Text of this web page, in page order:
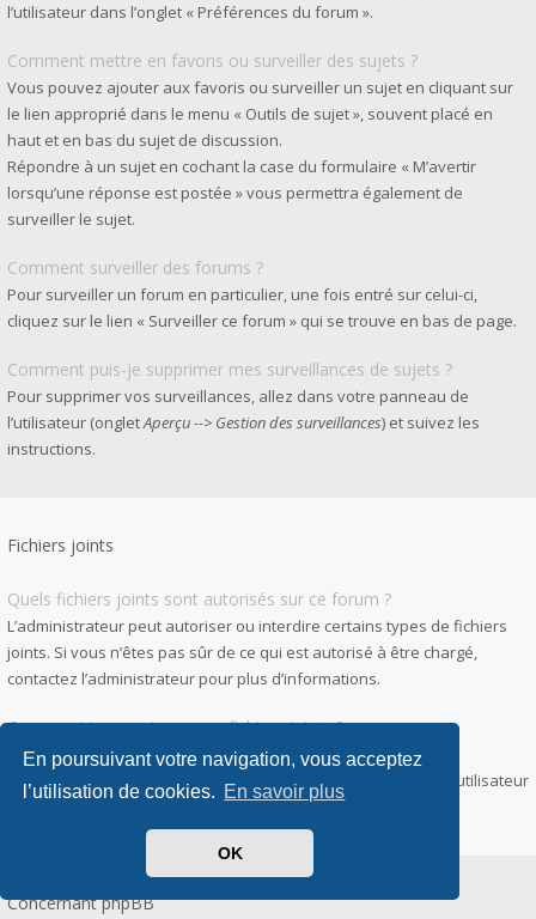
En poursuivant votre navigation, vous acceptez
l’utilisation de cookies. En savoir plus
OK
l’utilisateur dans l’onglet « Préférences du forum ».
Comment mettre en favoris ou surveiller des sujets ?
Vous pouvez ajouter aux favoris ou surveiller un sujet en cliquant sur
le lien approprié dans le menu « Outils de sujet », souvent placé en
haut et en bas du sujet de discussion.
Répondre à un sujet en cochant la case du formulaire « M’avertir
lorsqu’une réponse est postée » vous permettra également de
surveiller le sujet.
Comment surveiller des forums ?
Pour surveiller un forum en particulier, une fois entré sur celui-ci,
cliquez sur le lien « Surveiller ce forum » qui se trouve en bas de page.
Comment puis-je supprimer mes surveillances de sujets ?
Pour supprimer vos surveillances, allez dans votre panneau de
l’utilisateur (ongletAperçu --> Gestion des surveillances) et suivez les
instructions.
Fichiers joints
Quels fichiers joints sont autorisés sur ce forum ?
L’administrateur peut autoriser ou interdire certains types de fichiers
joints. Si vous n’êtes pas sûr de ce qui est autorisé à être chargé,
contactez l’administrateur pour plus d’informations.
Comment trouver tous mes fichiers joints ?
Pour accéder à la liste des fichiers que vous avez joints à vos
messages et messages privés, allez dans votre panneau de l’utilisateur
Concernant phpBB